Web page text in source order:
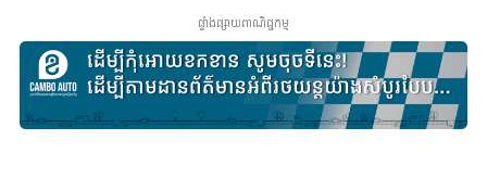
ផ្ទាំងផ្សាយពាណិជ្ជកម្ម